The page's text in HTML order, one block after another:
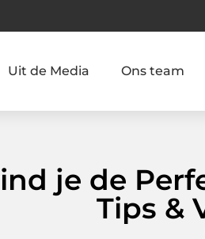
Uit de Media Ons team
je de
Tips &